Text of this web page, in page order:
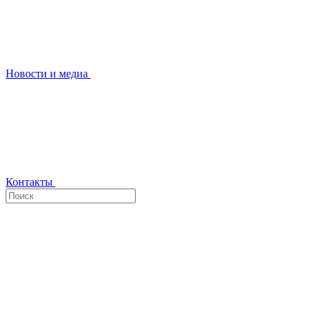
Новости и медиа
Контакты